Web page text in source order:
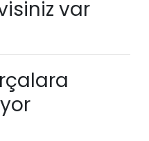
var